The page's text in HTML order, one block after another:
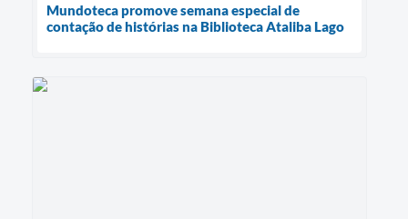
Mundoteca promove semana especial de
contação de histórias na Biblioteca Ataliba Lago